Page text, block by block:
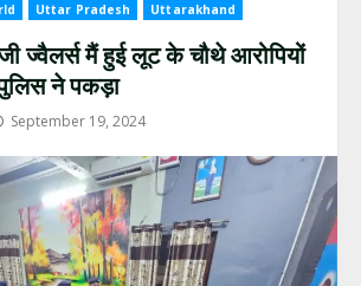
Uttar Pradesh Uttarakhand
ज्वैलर्स मैं हुई लूट के चौथे आरोपियों
पुलिस ने पकड़ा
September 19, 2024